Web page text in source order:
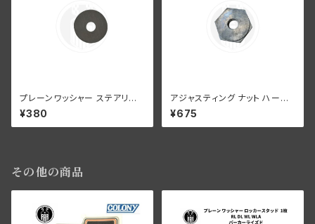
プレーンワッシャー ステアリン
グダンパー 上側 スモール ハー
レーダビッドソン 全スプリンガ
ーモデル
¥380
アジャスティング ナット ハーレ
ーダビッドソン 全スプリンガー
モデル 白メッキ
¥675
その他の商品